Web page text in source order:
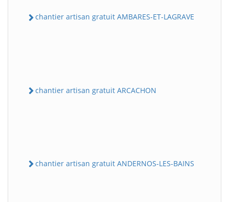
chantier artisan gratuit AMBARES-ET-LAGRAVE
chantier artisan gratuit ARCACHON
chantier artisan gratuit ANDERNOS-LES-BAINS